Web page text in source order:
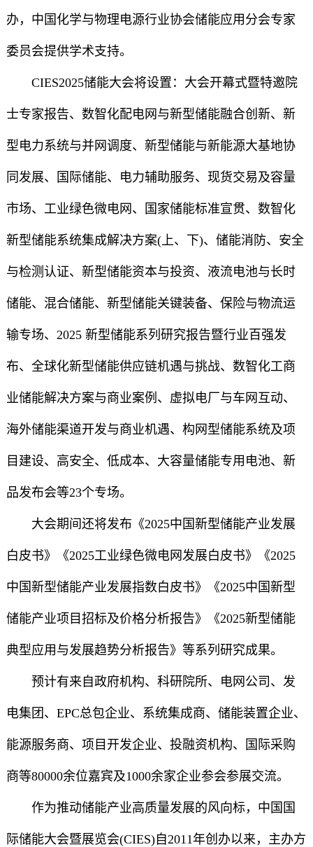
办，中国化学与物理电源行业协会储能应用分会专家
委员会提供学术支持。
CIES2025储能大会将设置：大会开幕式暨特邀院
士专家报告、数智化配电网与新型储能融合创新、新
型电力系统与并网调度、新型储能与新能源大基地协
同发展、国际储能、电力辅助服务、现货交易及容量
市场、工业绿色微电网、国家储能标准宣贯、数智化
新型储能系统集成解决方案(上、下)、储能消防、安全
与检测认证、新型储能资本与投资、液流电池与长时
储能、混合储能、新型储能关键装备、保险与物流运
输专场、2025 新型储能系列研究报告暨行业百强发
布、全球化新型储能供应链机遇与挑战、数智化工商
业储能解决方案与商业案例、虚拟电厂与车网互动、
海外储能渠道开发与商业机遇、构网型储能系统及项
目建设、高安全、低成本、大容量储能专用电池、新
品发布会等23个专场。
大会期间还将发布《2025中国新型储能产业发展
白皮书》《2025工业绿色微电网发展白皮书》《2025
中国新型储能产业发展指数白皮书》《2025中国新型
储能产业项目招标及价格分析报告》《2025新型储能
典型应用与发展趋势分析报告》等系列研究成果。
预计有来自政府机构、科研院所、电网公司、发
电集团、EPC总包企业、系统集成商、储能装置企业、
能源服务商、项目开发企业、投融资机构、国际采购
商等80000余位嘉宾及1000余家企业参会参展交流。
作为推动储能产业高质量发展的风向标，中国国
际储能大会暨展览会(CIES)自2011年创办以来，主办方